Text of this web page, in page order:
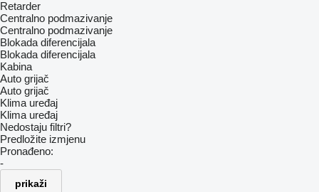
Retarder
Centralno podmazivanje
Centralno podmazivanje
Blokada diferencijala
Blokada diferencijala
Kabina
Auto grijač
Auto grijač
Klima uređaj
Klima uređaj
Nedostaju filtri?
Predložite izmjenu
Pronađeno:
-
prikaži